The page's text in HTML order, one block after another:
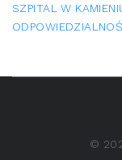
SZPITAL W
©